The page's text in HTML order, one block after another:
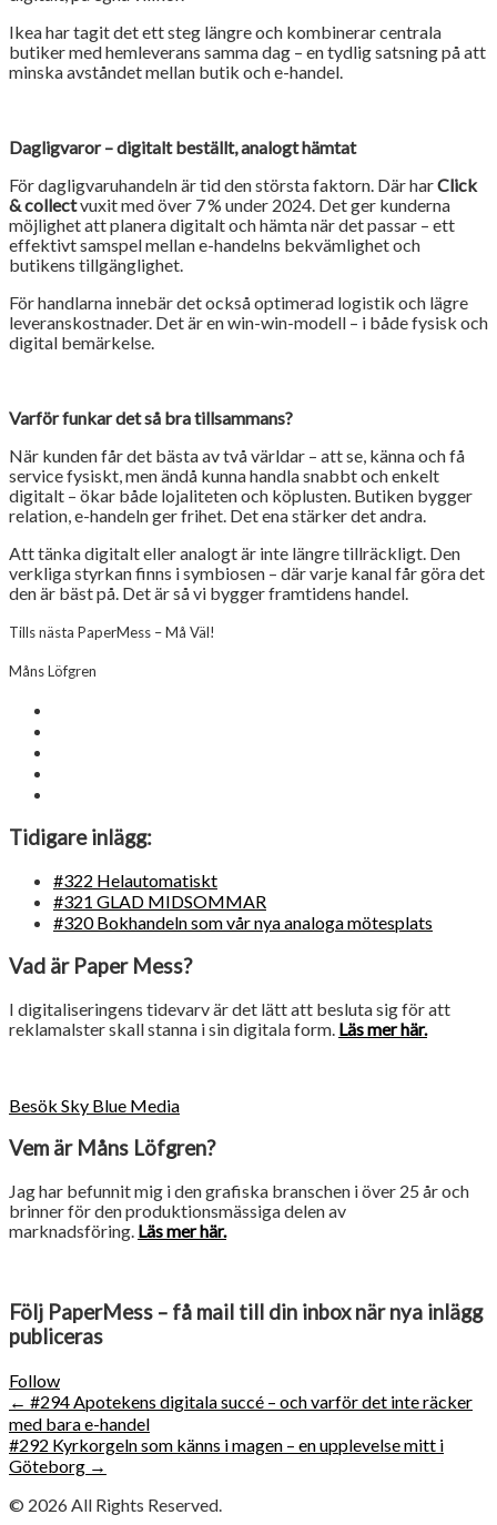
Ikea har tagit det ett steg längre och kombinerar centrala
butiker med hemleverans samma dag – en tydlig satsning på att
minska avståndet mellan butik och e-handel.
Dagligvaror – digitalt beställt, analogt hämtat
För dagligvaruhandeln är tid den största faktorn. Där harClick
& collectvuxit med över 7 % under 2024. Det ger kunderna
möjlighet att planera digitalt och hämta när det passar – ett
effektivt samspel mellan e-handelns bekvämlighet och
butikens tillgänglighet.
För handlarna innebär det också optimerad logistik och lägre
leveranskostnader. Det är en win-win-modell – i både fysisk och
digital bemärkelse.
Varför funkar det så bra tillsammans?
När kunden får det bästa av två världar – att se, känna och få
service fysiskt, men ändå kunna handla snabbt och enkelt
digitalt – ökar både lojaliteten och köplusten. Butiken bygger
relation, e-handeln ger frihet. Det ena stärker det andra.
Att tänka digitalt eller analogt är inte längre tillräckligt. Den
verkliga styrkan finns i symbiosen – där varje kanal får göra det
den är bäst på. Det är så vi bygger framtidens handel.
Tills nästa PaperMess – Må Väl!
Måns Löfgren
Tidigare inlägg:
#322 Helautomatiskt
#321 GLAD MIDSOMMAR
#320 Bokhandeln som vår nya analoga mötesplats
Vad är Paper Mess?
I digitaliseringens tidevarv är det lätt att besluta sig för att
reklamalster skall stanna i sin digitala form. Läs mer här.
Besök Sky Blue Media
Vem är Måns Löfgren?
Jag har befunnit mig i den grafiska branschen i över 25 år och
brinner för den produktionsmässiga delen av
marknadsföring. Läs mer här.
Följ PaperMess – få mail till din inbox när nya inlägg
publiceras
Follow
Post
navigation
← #294 Apotekens digitala succé – och varför det inte räcker
med bara e-handel
#292 Kyrkorgeln som känns i magen – en upplevelse mitt i
Göteborg →
© 2026 All Rights Reserved.